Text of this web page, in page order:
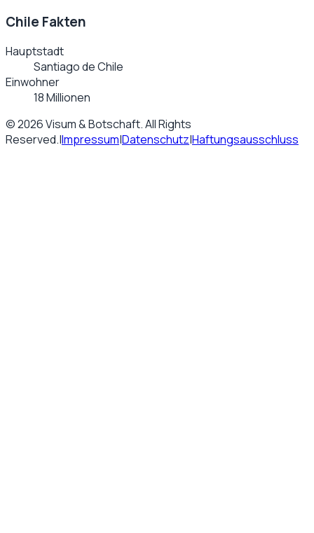
Chile Fakten
Hauptstadt
Santiago de Chile
Einwohner
18 Millionen
©2026Visum & Botschaft. All Rights
Reserved.|Impressum|Datenschutz|Haftungsausschluss